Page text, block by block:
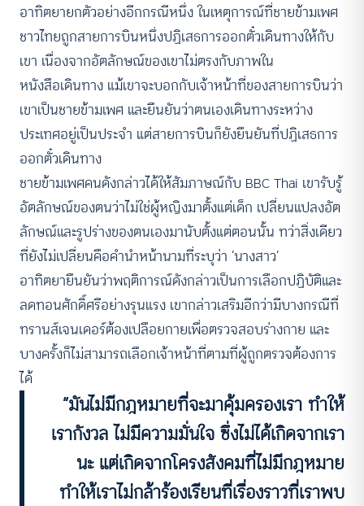
อาทิตยายกตัวอย่างอีกกรณีหนึ่ง ในเหตุการณ์ที่ชายข้ามเพศ
ชาวไทยถูกสายการบินหนึ่งปฏิเสธการออกตั๋วเดินทางให้กับ
เขา เนื่องจากอัตลักษณ์ของเขาไม่ตรงกับภาพใน
หนังสือเดินทาง แม้เขาจะบอกกับเจ้าหน้าที่ของสายการบินว่า
เขาเป็นชายข้ามเพศ และยืนยันว่าตนเองเดินทางระหว่าง
ประเทศอยู่เป็นประจำ แต่สายการบินก็ยังยืนยันที่ปฏิเสธการ
ออกตั๋วเดินทาง
ชายข้ามเพศคนดังกล่าวได้ให้สัมภาษณ์กับ BBC Thai เขารับรู้
อัตลักษณ์ของตนว่าไม่ใช่ผู้หญิงมาตั้งแต่เด็ก เปลี่ยนแปลงอัต
ลักษณ์และรูปร่างของตนเองมานับตั้งแต่ตอนนั้น ทว่าสิ่งเดียว
ที่ยังไม่เปลี่ยนคือคำนำหน้านามที่ระบุว่า ‘นางสาว’
อาทิตยายืนยันว่าพฤติการณ์ดังกล่าวเป็นการเลือกปฏิบัติและ
ลดทอนศักดิ์ศรีอย่างรุนแรง เขากล่าวเสริมอีกว่ามีบางกรณีที่
ทรานส์เจนเดอร์ต้องเปลือยกายเพื่อตรวจสอบร่างกาย และ
บางครั้งก็ไม่สามารถเลือกเจ้าหน้าที่ตามที่ผู้ถูกตรวจต้องการ
ได้
“มันไม่มีกฎหมายที่จะมาคุ้มครองเรา ทำให้
เรากังวล ไม่มีความมั่นใจ ซึ่งไม่ได้เกิดจากเรา
นะ แต่เกิดจากโครงสังคมที่ไม่มีกฎหมาย
ทำให้เราไม่กล้าร้องเรียนที่เรื่องราวที่เราพบ